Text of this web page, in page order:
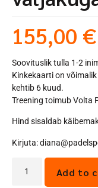
155,00 €
Soovituslik tulla 1-2
Kinkekaarti on
kehtib 6 kuud.
Treening toimub Volta
Hind sisaldab
Kirjuta:
Add to